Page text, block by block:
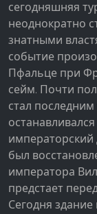
сегодняшняя
неоднократно
знатными
событие
Пфальце при
сейм. Почти
стал
императорский
был
императора
предстает
Сегодня